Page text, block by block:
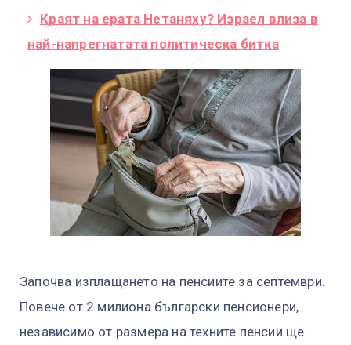
Краят на ерата Нетаняху? Израел влиза в
най-напрегнатата политическа битка
Започва изплащането на пенсиите за септември.
Повече от 2 милиона български пенсионери,
независимо от размера на техните пенсии ще